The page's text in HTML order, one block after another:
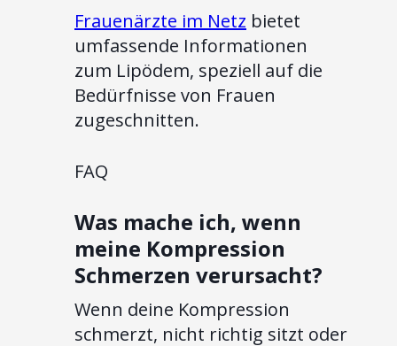
Frauenärzte im Netz bietet
umfassende Informationen
zum Lipödem, speziell auf die
Bedürfnisse von Frauen
zugeschnitten.
FAQ
Was mache ich, wenn
meine Kompression
Schmerzen verursacht?
Wenn deine Kompression
schmerzt, nicht richtig sitzt oder